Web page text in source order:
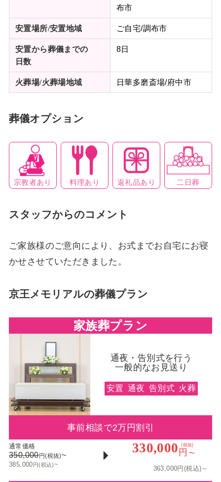
布市
安置場所/安置地域 ご自宅/調布市
安置から葬儀までの
日数
8日
火葬場/火葬場地域 日華多磨斎場/府中市
葬儀オプション
宗教者あり 料理あり 返礼品あり 二日葬
スタッフからのコメント
ご家族様のご意向により、お式までお自宅にお寝
かせさせていただきました。
京王メモリアルの葬儀プラン
家族葬プラン
通夜・告別式を行う
一般的なお見送り
安置 通夜 告別式 火葬
事前相談で2万円割引
通常価格
350,000円(税抜)~
385,000円(税込)~
330,000 (税抜)
円～
363,000円(税込)～